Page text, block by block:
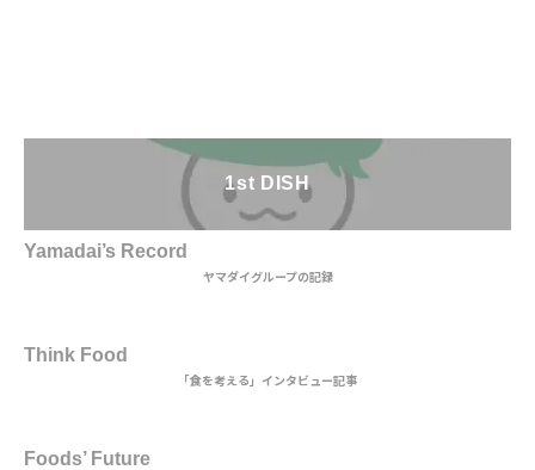
1st DISH
Yamadai’s Record
ヤマダイグループの記録
Think Food
「食を考える」インタビュー記事
Foods’ Future